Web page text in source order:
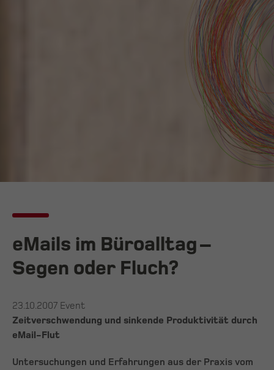
eMails im Büroalltag –
Segen oder Fluch?
23.10.2007 Event
Zeitverschwendung und sinkende Produktivität durch
eMail-Flut
Untersuchungen und Erfahrungen aus der Praxis vom